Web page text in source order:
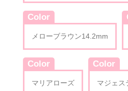
Color
メローブラウン14.2mm
Color
マリアローズ
Color
マジェス